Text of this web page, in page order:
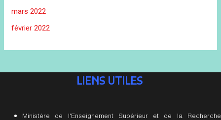
mars 2022
février 2022
LIENS UTILES
Ministère de l'Enseignement Supérieur et de la Recherche